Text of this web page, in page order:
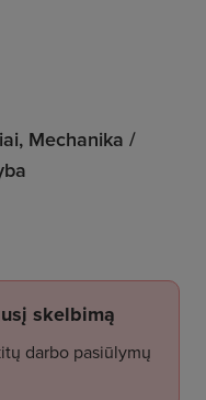
Mechanika /
skelbimą
darbo pasiūlymų